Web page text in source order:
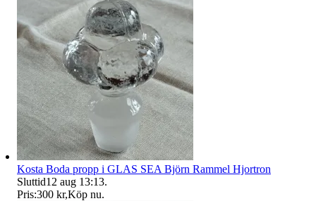
Kosta Boda propp i GLAS SEA Björn Rammel Hjortron
Sluttid12 aug 13:13.
Pris:300 kr,Köp nu.